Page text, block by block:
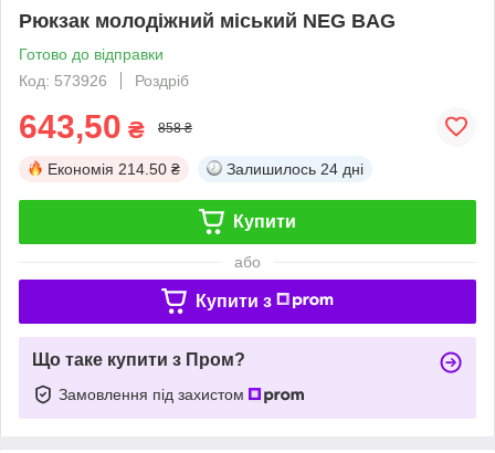
Рюкзак молодіжний міський NEG BAG
Готово до відправки
Код: 573926
Роздріб
643,50 ₴ 858 ₴
Економія 214.50 ₴ Залишилось 24 дні
Купити
або
Купити з
Що таке купити з Пром?
Замовлення під захистом